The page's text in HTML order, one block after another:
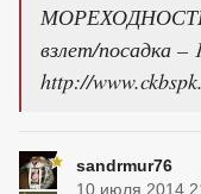
взлет/посадка –
http://
sandrmur76
10 июля 2014